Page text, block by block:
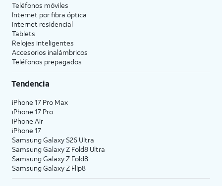
Teléfonos móviles
Internet por fibra óptica
Internet residencial
Tablets
Relojes inteligentes
Accesorios inalámbricos
Teléfonos prepagados
Tendencia
iPhone 17 Pro Max
iPhone 17 Pro
iPhone Air
iPhone 17
Samsung Galaxy S26 Ultra
Samsung Galaxy Z Fold8 Ultra
Samsung Galaxy Z Fold8
Samsung Galaxy Z Flip8